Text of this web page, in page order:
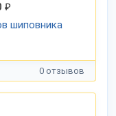
₽
шиповника
0 отзывов